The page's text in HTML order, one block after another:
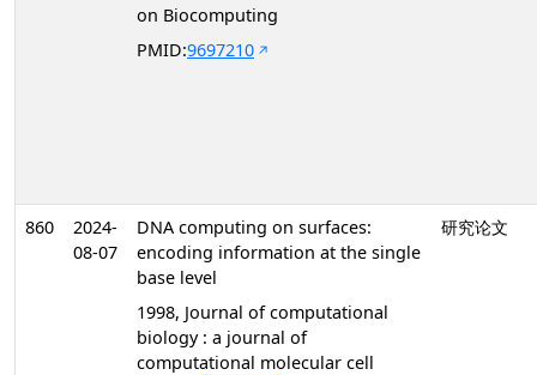
on Biocomputing
PMID:9697210
860
2024-
08-07
DNA computing on surfaces:
encoding information at the single
base level
1998, Journal of computational
biology : a journal of
computational molecular cell
研究论文